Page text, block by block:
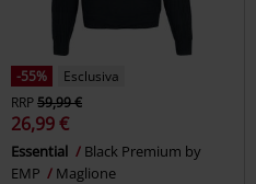
-55%
Esclusiva
RRP59,99 €
26,99 €
Essential
Black Premium by
EMP
Maglione